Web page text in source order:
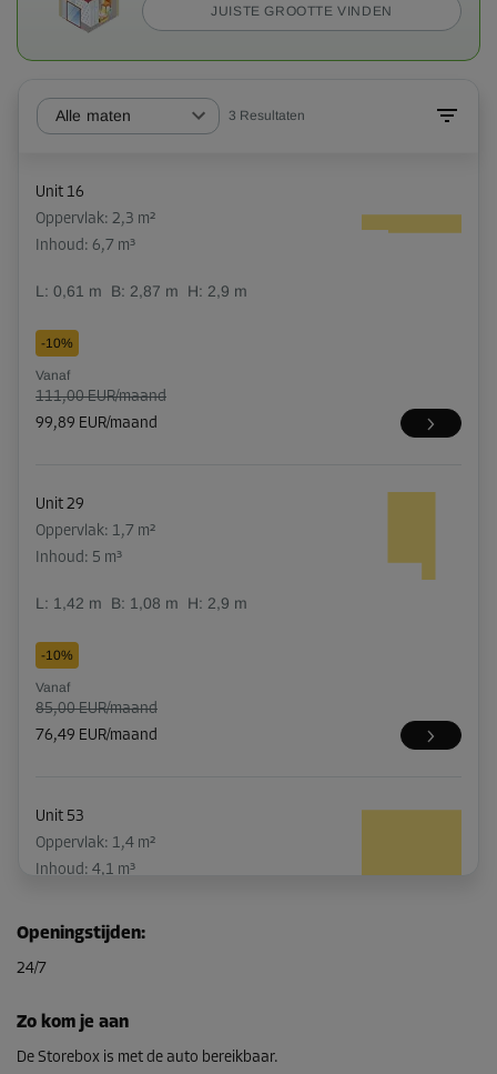
JUISTE GROOTTE VINDEN
Alle maten 3 Resultaten
Unit 16
Oppervlak: 2,3 m²
Inhoud: 6,7 m³
L: 0,61 m B: 2,87 m H: 2,9 m
-10%
Vanaf
111,00 EUR/maand
99,89 EUR/maand
Unit 29
Oppervlak: 1,7 m²
Inhoud: 5 m³
L: 1,42 m B: 1,08 m H: 2,9 m
-10%
Vanaf
85,00 EUR/maand
76,49 EUR/maand
Unit 53
Oppervlak: 1,4 m²
Inhoud: 4,1 m³
-10%
71,00 EUR/maand
63,89 EUR/maand
Openingstijden:
24/7
Zo kom je aan
De Storebox is met de auto bereikbaar.